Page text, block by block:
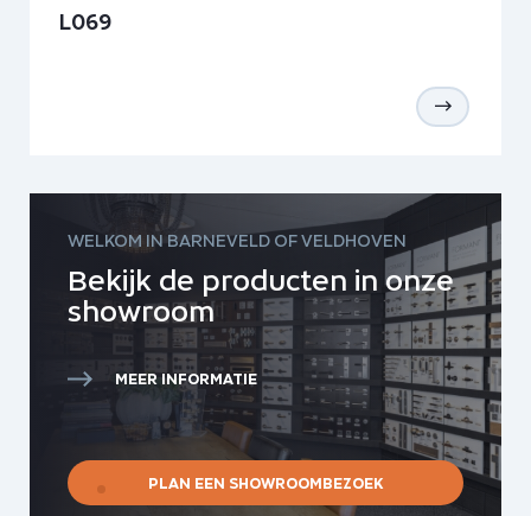
L069
WELKOM IN BARNEVELD OF VELDHOVEN
Bekijk de producten in onze
showroom
MEER INFORMATIE
PLAN EEN SHOWROOMBEZOEK